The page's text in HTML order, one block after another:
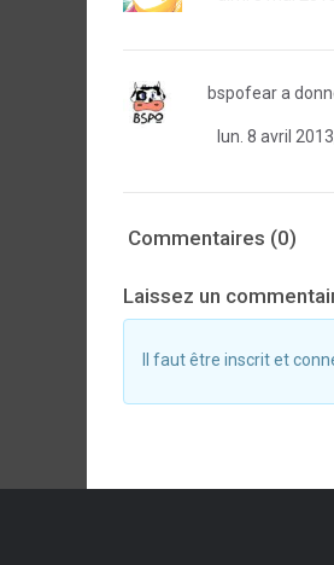
bspofeara
lun. 8 avril
Commentaires (0)
Laissez un
Il faut être inscrit et